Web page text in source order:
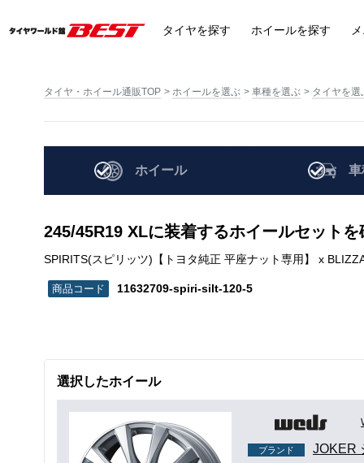
タイヤを探す ホイールを探す
タイヤ・ホイール通販TOP ホイールを選ぶ 車種を選ぶ タイヤを選
ホイール 車
245/45R19 XLに装着するホイールセットを
SPIRITS(スピリッツ)【トヨタ純正 平座ナット専用】 x
11632709-spiri-silt-120-5
選択したホイール
ブランド JOKER